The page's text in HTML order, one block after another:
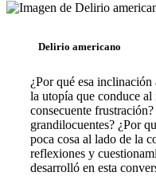
Delirio americano
¿Por qué esa
la utopía que conduce
consecuente
grandilocuentes? ¿Por
poca cosa al lado de la
reflexiones y
desarrolló en esta